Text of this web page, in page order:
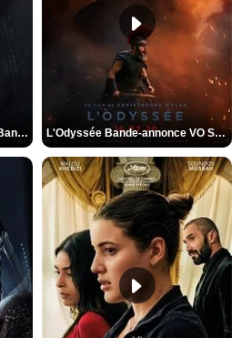
Spider-Man: Brand New Day Bande-annonce VO STFR L'Odyssée Bande-annonce VO STFR